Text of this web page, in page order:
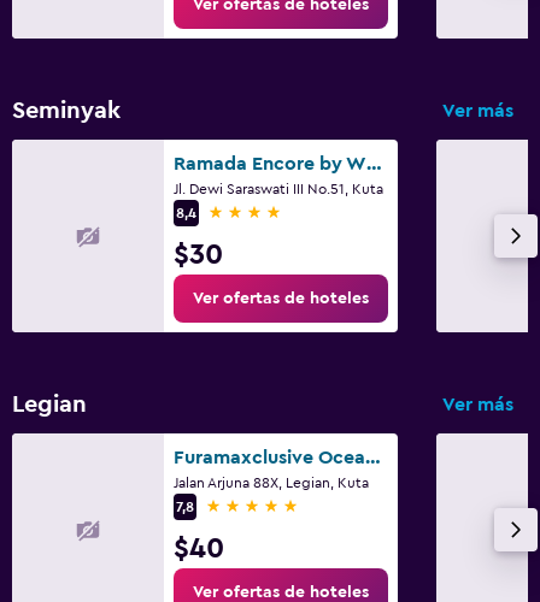
Ver ofertas de hoteles
Seminyak Ver más
Ramada Encore by Wyndham Seminyak Bali
Jl. Dewi Saraswati III No.51, Kuta
8,4
4 estrellas
$30
Ver ofertas de hoteles
Legian Ver más
Furamaxclusive Ocean Beach Seminyak Bali
Jalan Arjuna 88X, Legian, Kuta
7,8
5 estrellas
$40
Ver ofertas de hoteles